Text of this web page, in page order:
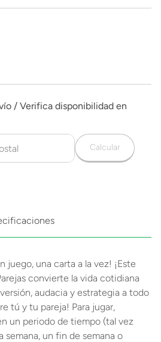
Calcular
juego, una carta a la vez! ¡Este
convierte la vida cotidiana
audacia y estrategia a todo
tú y tu pareja! Para jugar,
un periodo de tiempo (tal vez
semana, un fin de semana o